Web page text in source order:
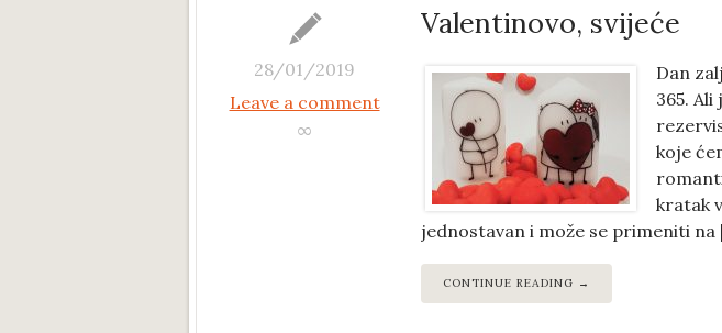
28/01/2019
Leave a comment
∞
Valentinovo, svijeće
Dan
365.
koje
kratak
jednostavan i može se primeniti
CONTINUE READING →